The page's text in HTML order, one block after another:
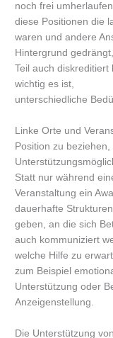
noch frei
diese Positionen die
waren und andere
Hintergrund
Teil auch
wichtig es ist,
unterschiedliche
Linke Orte und
Position zu beziehen,
Statt nur während
Veranstaltung ein
dauerhafte Strukturen
geben, an die sich
auch kommuniziert
welche Hilfe zu
zum Beispiel
Unterstützung oder
Anzeigenstellung.
Die Unterstützung